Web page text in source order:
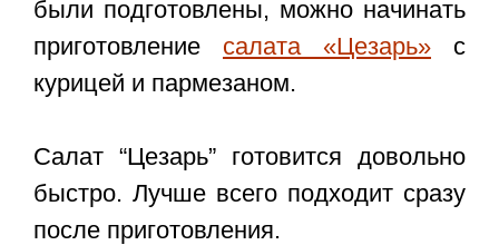
были подготовлены, можно начинать
приготовление салата «Цезарь» с
курицей и пармезаном.
Салат “Цезарь” готовится довольно
быстро. Лучше всего подходит сразу
после приготовления.